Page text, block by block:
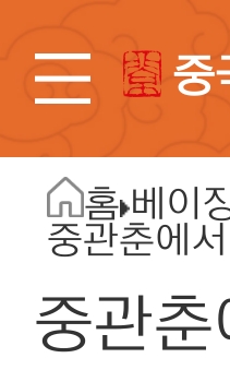
중
홈 베이
중관춘에
중관